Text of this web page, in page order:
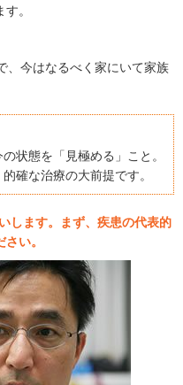
。
今はなるべく家にいて家族
状態を「見極める」こと。
確な治療の大前提です。
します。まず、疾患の代表的
い。